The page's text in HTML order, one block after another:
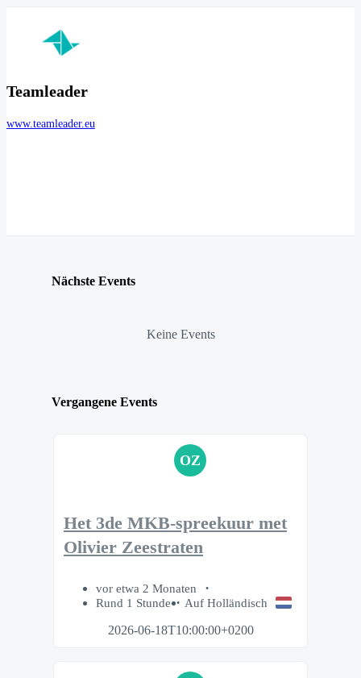
Teamleader
www.teamleader.eu
Nächste Events
Keine Events
Vergangene Events
OZ
Het 3de MKB-spreekuur met
Olivier Zeestraten
vor etwa 2 Monaten
Rund 1 Stunde
Auf Holländisch
2026-06-18T10:00:00+0200